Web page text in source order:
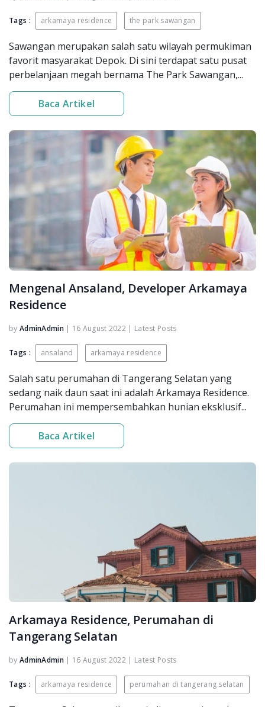
Tags : arkamaya residence the park sawangan
Sawangan merupakan salah satu wilayah permukiman
favorit masyarakat Depok. Di sini terdapat satu pusat
perbelanjaan megah bernama The Park Sawangan,...
Baca Artikel
Mengenal Ansaland, Developer Arkamaya
Residence
by AdminAdmin| 16 August 2022 | Latest Posts
Tags : ansaland arkamaya residence
Salah satu perumahan di Tangerang Selatan yang
sedang naik daun saat ini adalah Arkamaya Residence.
Perumahan ini mempersembahkan hunian eksklusif...
Baca Artikel
Arkamaya Residence, Perumahan di
Tangerang Selatan
by AdminAdmin| 16 August 2022 | Latest Posts
Tags : arkamaya residence perumahan di tangerang selatan